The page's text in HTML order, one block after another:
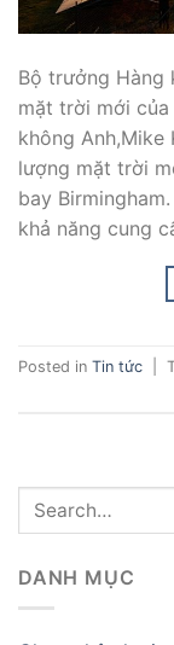
Bộ trưởng Hàng
mặt trời mới của
không Anh,Mike
lượng mặt trời
bay
khả năng cung
Posted in Tin tức
DANH MỤC